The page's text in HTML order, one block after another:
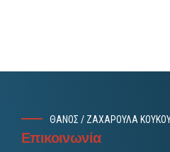
ΘΑΝΟΣ / ΖΑΧΑΡΟΥΛΑ
Επικοινωνία